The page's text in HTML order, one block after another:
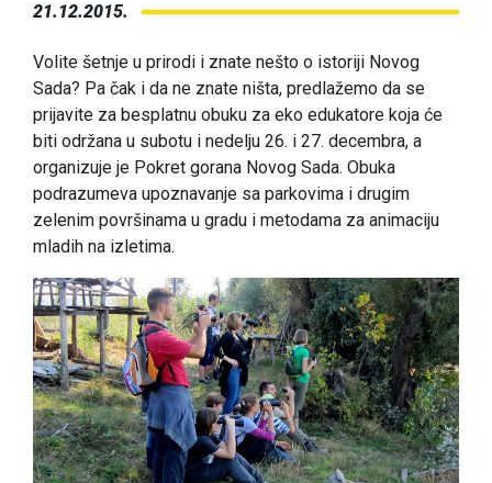
21.12.2015.
Volite šetnje u prirodi i znate nešto o istoriji Novog
Sada? Pa čak i da ne znate ništa, predlažemo da se
prijavite za besplatnu obuku za eko edukatore koja će
biti održana u subotu i nedelju 26. i 27. decembra, a
organizuje je Pokret gorana Novog Sada. Obuka
podrazumeva upoznavanje sa parkovima i drugim
zelenim površinama u gradu i metodama za animaciju
mladih na izletima.